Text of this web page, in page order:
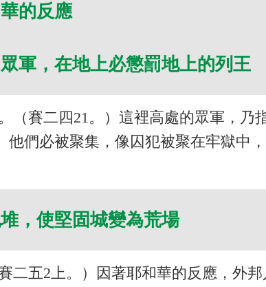
的反應
軍，在地上必懲罰地上的列王
賽二四21。）這裡高處的眾軍，乃
們必被聚集，像囚犯被聚在牢獄中
，使堅固城變為荒場
五2上。）因著耶和華的反應，外